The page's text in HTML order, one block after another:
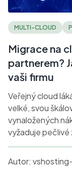
MULTI-CLOUD
Migrace na
partnerem?
vaši firmu
Veřejný cloud
velké, svou
vynaložených
vyžaduje pečlivé
veřejný cloud
obtížné situaci.
Autor: